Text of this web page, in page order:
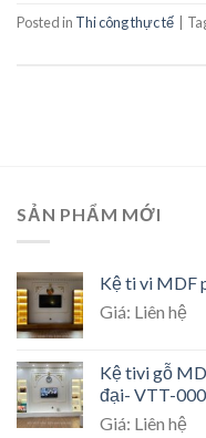
Posted in Thi công thực tế
SẢN PHẨM MỚI
Kệ ti vi MDF
Giá: Liên hệ
Kệ tivi gỗ
đại- VTT-
Giá: Liên hệ